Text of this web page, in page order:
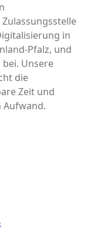
in
Pfalz, und
Unsere
die
Zeit und